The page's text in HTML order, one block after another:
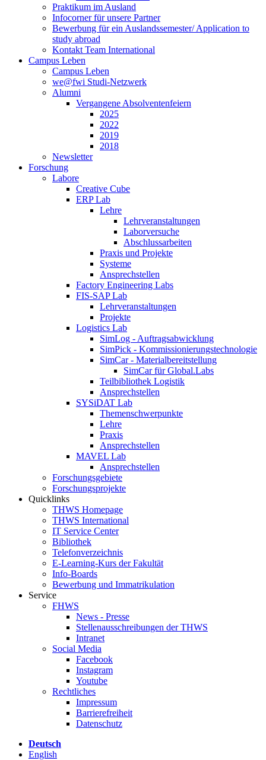
Praktikum im Ausland
Infocorner für unsere Partner
Bewerbung für ein Auslandssemester/ Application to
study abroad
Kontakt Team International
Campus Leben
Campus Leben
we@fwi Studi-Netzwerk
Alumni
Vergangene Absolventenfeiern
2025
2022
2019
2018
Newsletter
Forschung
Labore
Creative Cube
ERP Lab
Lehre
Lehrveranstaltungen
Laborversuche
Abschlussarbeiten
Praxis und Projekte
Systeme
Ansprechstellen
Factory Engineering Labs
FIS-SAP Lab
Lehrveranstaltungen
Projekte
Logistics Lab
SimLog - Auftragsabwicklung
SimPick - Kommissionierungstechnologie
SimCar - Materialbereitstellung
SimCar für Global.Labs
Teilbibliothek Logistik
Ansprechstellen
SYSiDAT Lab
Themenschwerpunkte
Lehre
Praxis
Ansprechstellen
MAVEL Lab
Ansprechstellen
Forschungsgebiete
Forschungsprojekte
Quicklinks
THWS Homepage
THWS International
IT Service Center
Bibliothek
Telefonverzeichnis
E-Learning-Kurs der Fakultät
Info-Boards
Bewerbung und Immatrikulation
Service
FHWS
News - Presse
Stellenausschreibungen der THWS
Intranet
Social Media
Facebook
Instagram
Youtube
Rechtliches
Impressum
Barrierefreiheit
Datenschutz
Deutsch
English